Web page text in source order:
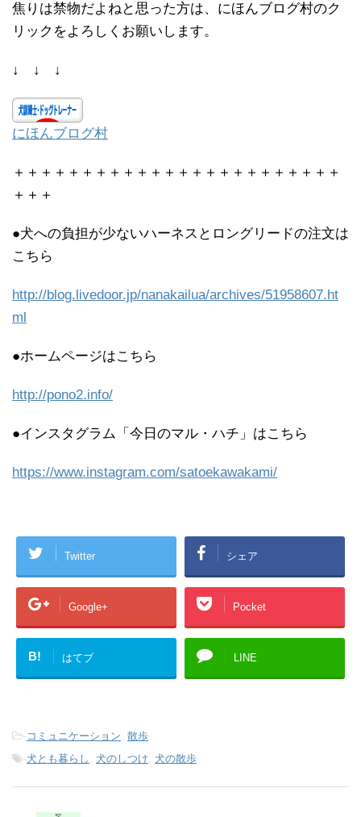
焦りは禁物だよねと思った方は、にほんブログ村のク
リックをよろしくお願いします。
↓ ↓ ↓
にほんブログ村
＋＋＋＋＋＋＋＋＋＋＋＋＋＋＋＋＋＋＋＋＋＋＋＋
＋＋＋
●犬への負担が少ないハーネスとロングリードの注文は
こちら
http://blog.livedoor.jp/nanakailua/archives/51958607.ht
ml
●ホームページはこちら
http://pono2.info/
●インスタグラム「今日のマル・ハチ」はこちら
https://www.instagram.com/satoekawakami/
Twitter シェア
Google+ Pocket
B! はてブ LINE
-コミュニケーション, 散歩
-犬とも暮らし , 犬のしつけ, 犬の散歩